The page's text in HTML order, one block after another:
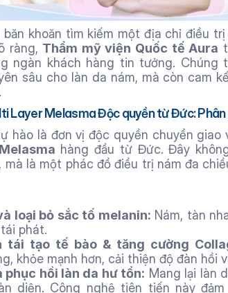
băn khoăn tìm kiếm một địa chỉ điều
ràng, Thẩm mỹ viện Quốc tế Aura
ngàn khách hàng tin tưởng. Chúng
sâu cho làn da nám, mà còn cam
Layer Melasma Độc quyền từ Đức:
hàng đầu từ Đức. Đây
mà là một phác đồ điều trị nám đa
loại bỏ sắc tố melanin: Nám, tàn
phát.
tái tạo tế bào & tăng cường
khỏe mạnh hơn, cải thiện độ đàn hồi
phục hồi làn da hư tổn: Mang lại làn
diện. Công nghệ tiên tiến này